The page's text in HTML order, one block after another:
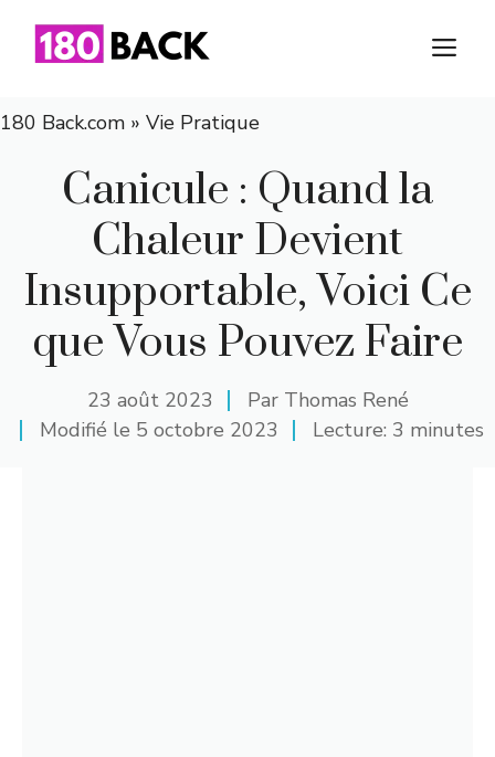
180 Back.com » Vie Pratique
Canicule : Quand la
Chaleur Devient
Insupportable, Voici Ce
que Vous Pouvez Faire
23 août 2023 Par Thomas René
Modifié le 5 octobre 2023 Lecture: 3 minutes